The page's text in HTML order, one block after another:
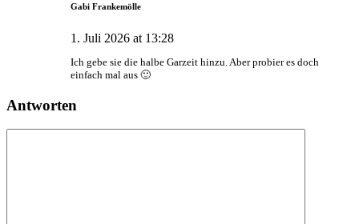
Gabi Frankemölle
1. Juli 2026 at 13:28
Ich gebe sie die halbe Garzeit hinzu. Aber probier es doch
einfach mal aus 🙂
Antworten